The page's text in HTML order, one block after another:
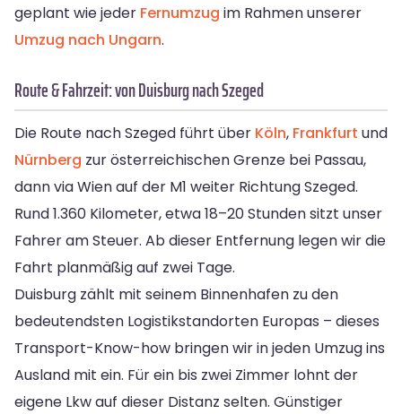
geplant wie jeder Fernumzug im Rahmen unserer
Umzug nach Ungarn.
Route & Fahrzeit: von Duisburg nach Szeged
Die Route nach Szeged führt über Köln, Frankfurt und
Nürnberg zur österreichischen Grenze bei Passau,
dann via Wien auf der M1 weiter Richtung Szeged.
Rund 1.360 Kilometer, etwa 18–20 Stunden sitzt unser
Fahrer am Steuer. Ab dieser Entfernung legen wir die
Fahrt planmäßig auf zwei Tage.
Duisburg zählt mit seinem Binnenhafen zu den
bedeutendsten Logistikstandorten Europas – dieses
Transport-Know-how bringen wir in jeden Umzug ins
Ausland mit ein. Für ein bis zwei Zimmer lohnt der
eigene Lkw auf dieser Distanz selten. Günstiger